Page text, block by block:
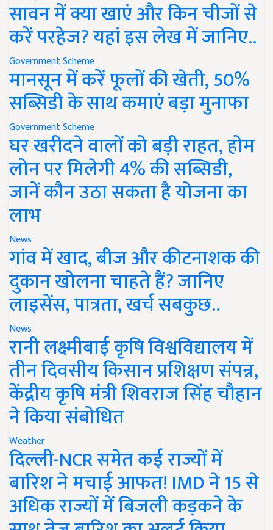
सावन में क्या खाएं और किन चीजों से
करें परहेज? यहां इस लेख में जानिए..
Government Scheme
मानसून में करें फूलों की खेती, 50%
सब्सिडी के साथ कमाएं बड़ा मुनाफा
Government Scheme
घर खरीदने वालों को बड़ी राहत, होम
लोन पर मिलेगी 4% की सब्सिडी,
जानें कौन उठा सकता है योजना का
लाभ
News
गांव में खाद, बीज और कीटनाशक की
दुकान खोलना चाहते हैं? जानिए
लाइसेंस, पात्रता, खर्च सबकुछ..
News
रानी लक्ष्मीबाई कृषि विश्वविद्यालय में
तीन दिवसीय किसान प्रशिक्षण संपन्न,
केंद्रीय कृषि मंत्री शिवराज सिंह चौहान
ने किया संबोधित
Weather
दिल्ली-NCR समेत कई राज्यों में
बारिश ने मचाई आफत! IMD ने 15 से
अधिक राज्यों में बिजली कड़कने के